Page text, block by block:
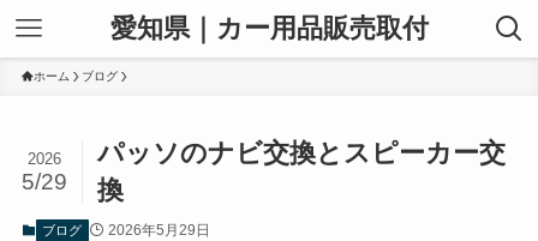
愛知県｜カー用品販売取付
ホーム ブログ
パッソのナビ交換とスピーカー交
換
2026
5/29
ブログ 2026年5月29日